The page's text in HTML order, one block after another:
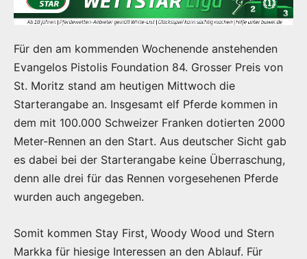
Für den am kommenden Wochenende anstehenden
Evangelos Pistolis Foundation 84. Grosser Preis von
St. Moritz stand am heutigen Mittwoch die
Starterangabe an. Insgesamt elf Pferde kommen in
dem mit 100.000 Schweizer Franken dotierten 2000
Meter-Rennen an den Start. Aus deutscher Sicht gab
es dabei bei der Starterangabe keine Überraschung,
denn alle drei für das Rennen vorgesehenen Pferde
wurden auch angegeben.
Somit kommen Stay First, Woody Wood und Stern
Markka für hiesige Interessen an den Ablauf. Für